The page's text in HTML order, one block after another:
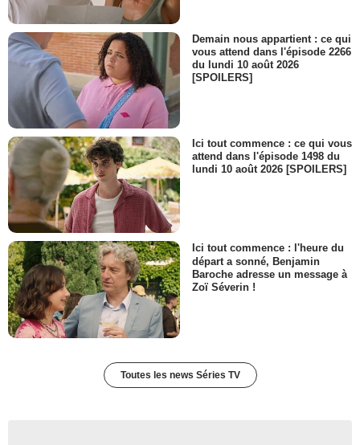
Demain nous appartient : ce qui
vous attend dans l'épisode 2266
du lundi 10 août 2026
[SPOILERS]
Ici tout commence : ce qui vous
attend dans l'épisode 1498 du
lundi 10 août 2026 [SPOILERS]
Ici tout commence : l'heure du
départ a sonné, Benjamin
Baroche adresse un message à
Zoï Séverin !
Toutes les news Séries TV